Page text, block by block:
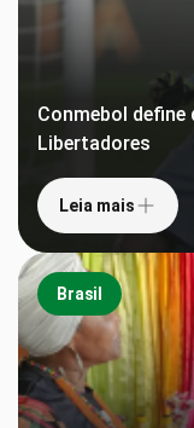
Conmebol
Libertadores
Leia mais
Brasil